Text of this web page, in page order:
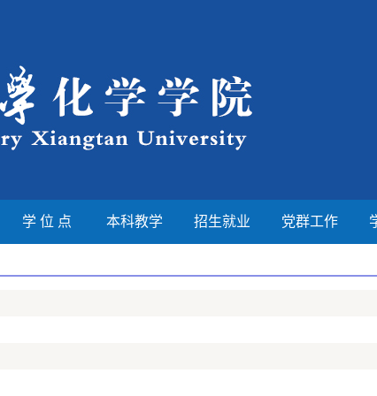
学 位 点 本科教学 招生就业 党群工作